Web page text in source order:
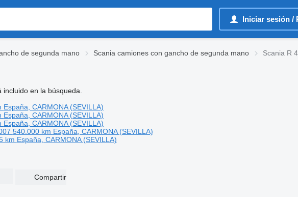
Iniciar sesión /
de segunda mano Scania camiones con gancho de segunda mano Scania R
en la búsqueda.
España, CARMONA (SEVILLA)
España, CARMONA (SEVILLA)
España, CARMONA (SEVILLA)
540.000 km España, CARMONA (SEVILLA)
km España, CARMONA (SEVILLA)
Compartir